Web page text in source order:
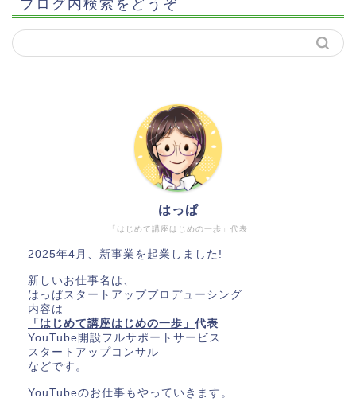
「はじめて講座はじめの一歩」代表
はっぱ
2025年4月、新事業を起業しました!
新しいお仕事名は、
はっぱスタートアッププロデューシング
内容は
「はじめて講座はじめの一歩」 代表
YouTube開設フルサポートサービス
スタートアップコンサル
などです。
YouTubeのお仕事もやっていきます。